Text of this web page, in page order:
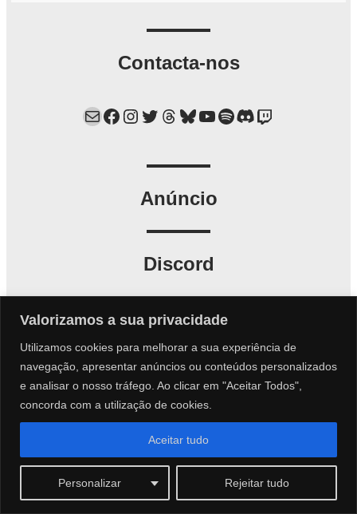
Valorizamos a sua privacidade
Utilizamos cookies para melhorar a sua experiência de
navegação, apresentar anúncios ou conteúdos personalizados
e analisar o nosso tráfego. Ao clicar em "Aceitar Todos",
concorda com a utilização de cookies.
Personalizar Rejeitar tudo
Aceitar tudo
Contacta-nos
Mail Facebook Instagram Twitter Threads Bluesky YouTube Spotify Discord Twitch
Anúncio
Discord